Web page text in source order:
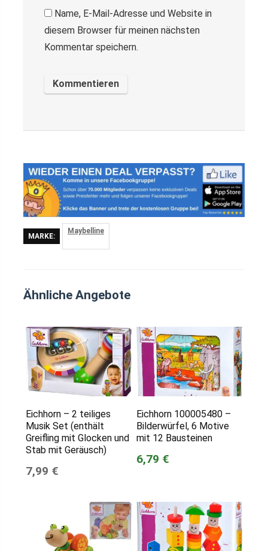
Name, E-Mail-Adresse und Website in
diesem Browser für meinen nächsten
Kommentar speichern.
MARKE:
Maybelline
Ähnliche Angebote
Eichhorn – 2 teiliges
Musik Set (enthält
Greifling mit Glocken und
Stab mit Geräusch)
7,99 €
Eichhorn 100005480 –
Bilderwürfel, 6 Motive
mit 12 Bausteinen
6,79 €